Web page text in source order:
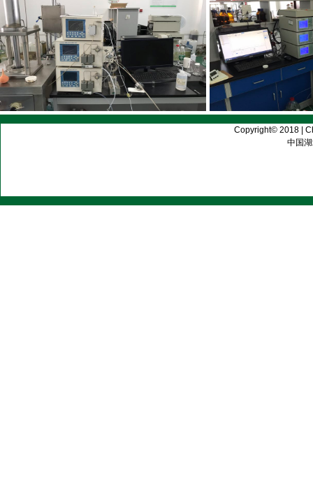
Copyright© 2018 |
中国